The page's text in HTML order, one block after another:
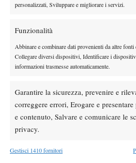
personalizzati, Sviluppare e migliorare i servizi.
Funzionalità
Abbinare e combinare dati provenienti da altre fonti
Collegare diversi dispositivi, Identificare i
informazioni trasmesse automaticamente.
Garantire la sicurezza, prevenire e
correggere errori, Erogare e
e contenuto, Salvare e comunicare le
privacy.
Gestisci 1410 fornitori
Masters 1000
orario e ordine di
Arnaldi apre sul
Masters 1000
rimonta Shang e vola
Masters 1000
out per Shang contro